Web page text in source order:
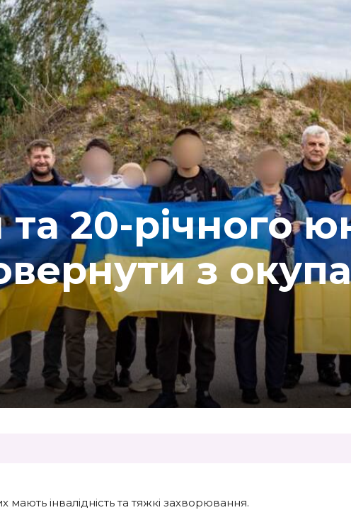
20-річного
з
мають інвалідність та тяжкі захворювання.